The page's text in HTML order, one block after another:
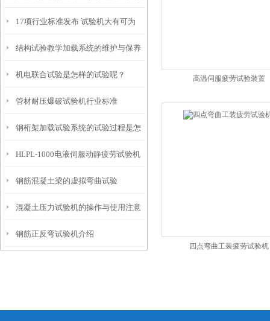
域概述
17项行业标准发布 试验机大有可为
结构试验教学加载系统的维护与保养
说明
机电联合试验是怎样的试验呢？
管材耐压爆破试验机行业标准
钢桁架加载试验系统的试验过程是怎
样的？
HLPL-1000电液伺服动静疲劳试验机
钢筋混凝土梁的虚拟弯曲试验
混凝土压力试验机的操作与使用注意
事项
钢筋正反弯试验机介绍
高温伺服疲劳试验装置
四点弯曲工装疲劳试验机